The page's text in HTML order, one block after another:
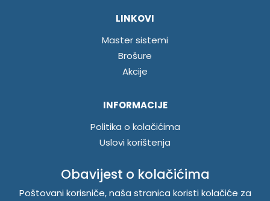
LINKOVI
Master sistemi
Brošure
Akcije
INFORMACIJE
Politika o kolačićima
Uslovi korištenja
Obavijest o kolačićima
Poštovani korisniče, naša stranica koristi kolačiće za